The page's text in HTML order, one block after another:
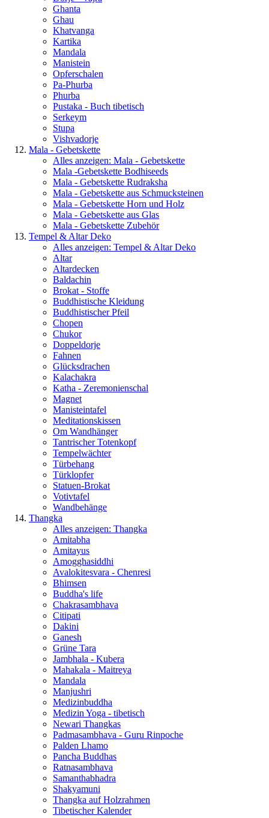
Ghanta
Ghau
Khatvanga
Kartika
Mandala
Manistein
Opferschalen
Pa-Phurba
Phurba
Pustaka - Buch tibetisch
Serkeym
Stupa
Vishvadorje
Mala - Gebetskette
Alles anzeigen: Mala - Gebetskette
Mala -Gebetskette Bodhiseeds
Mala - Gebetskette Rudraksha
Mala - Gebetskette aus Schmucksteinen
Mala - Gebetskette Horn und Holz
Mala - Gebetskette aus Glas
Mala - Gebetskette Zubehör
Tempel & Altar Deko
Alles anzeigen: Tempel & Altar Deko
Altar
Altardecken
Baldachin
Brokat - Stoffe
Buddhistische Kleidung
Buddhistischer Pfeil
Chopen
Chukor
Doppeldorje
Fahnen
Glücksdrachen
Kalachakra
Katha - Zeremonienschal
Magnet
Manisteintafel
Meditationskissen
Om Wandhänger
Tantrischer Totenkopf
Tempelwächter
Türbehang
Türklopfer
Statuen-Brokat
Votivtafel
Wandbehänge
Thangka
Alles anzeigen: Thangka
Amitabha
Amitayus
Amogghasiddhi
Avalokitesvara - Chenresi
Bhimsen
Buddha's life
Chakrasambhava
Citipati
Dakini
Ganesh
Grüne Tara
Jambhala - Kubera
Mahakala - Maitreya
Mandala
Manjushri
Medizinbuddha
Medizin Yoga - tibetisch
Newari Thangkas
Padmasambhava - Guru Rinpoche
Palden Lhamo
Pancha Buddhas
Ratnasambhava
Samanthabhadra
Shakyamuni
Thangka auf Holzrahmen
Tibetischer Kalender